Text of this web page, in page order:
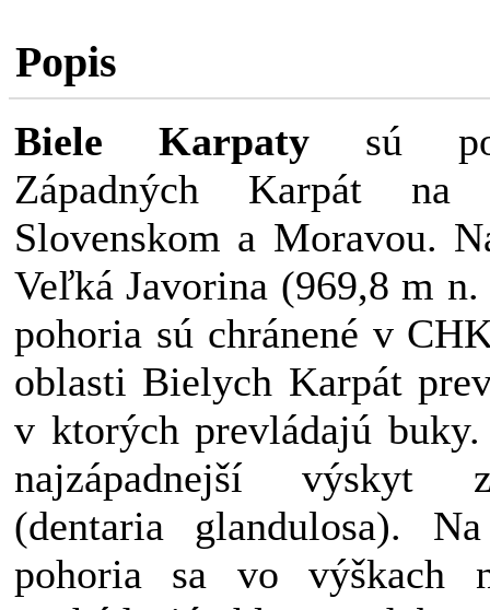
Popis
Biele Karpaty sú
Západných Karpát na
Slovenskom a Moravou.
Veľká Javorina (969,8 m
pohoria sú chránené v
oblasti Bielych Karpát
v ktorých prevládajú
najzápadnejší výskyt
(dentaria glandulosa).
pohoria sa vo